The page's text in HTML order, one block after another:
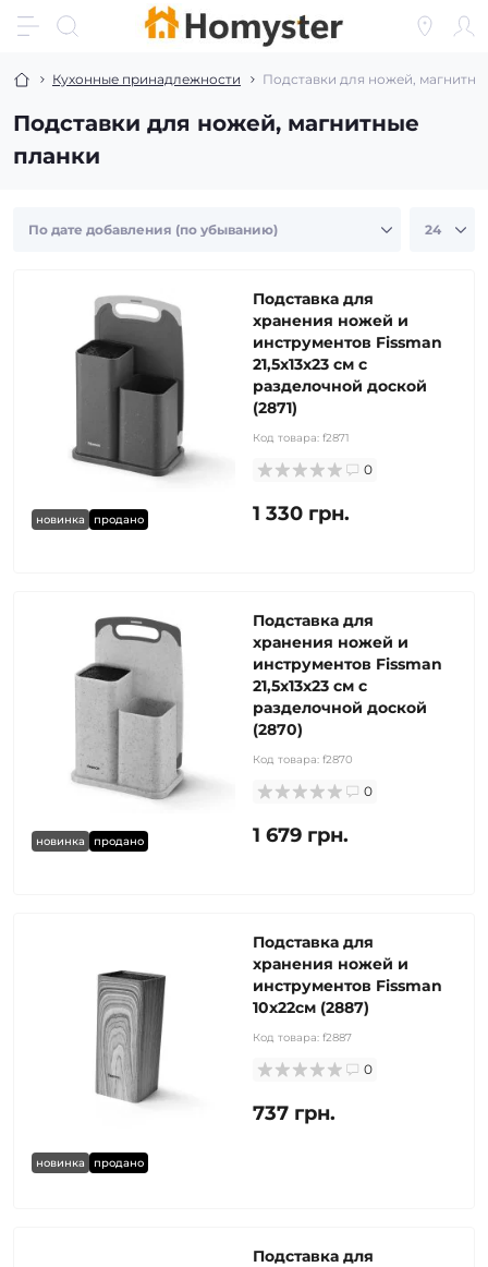
Кухонные принадлежности Подставки для ножей,
Подставки для ножей, магнитные
планки
новинка продано
Подставка для
хранения ножей и
инструментов Fissman
21,5x13x23 см с
разделочной доской
(2871)
Код товара: f2871
0
1 330 грн.
новинка продано
Подставка для
хранения ножей и
инструментов Fissman
21,5x13x23 см с
разделочной доской
(2870)
Код товара: f2870
0
1 679 грн.
новинка продано
Подставка для
хранения ножей и
инструментов Fissman
10x22см (2887)
Код товара: f2887
0
737 грн.
Подставка для